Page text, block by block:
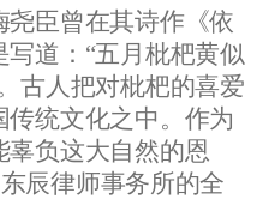
臣曾在其诗作《依
道：“五月枇杷黄似
古人把对枇杷的喜爱
统文化之中。作为
负这大自然的恩
辰律师事务所的全